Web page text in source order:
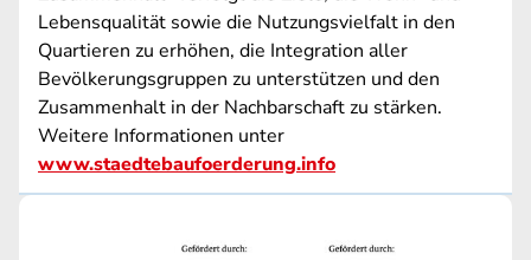
Lebensqualität sowie die Nutzungsvielfalt in den
Quartieren zu erhöhen, die Integration aller
Bevölkerungsgruppen zu unterstützen und den
Zusammenhalt in der Nachbarschaft zu stärken.
Weitere Informationen unter
www.staedtebaufoerderung.info